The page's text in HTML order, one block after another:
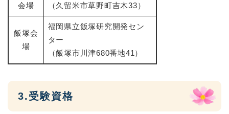
会場
（久留米市草野町吉木33）
飯塚会
場
福岡県立飯塚研究開発セン
ター
（飯塚市川津680番地41）
3.受験資格